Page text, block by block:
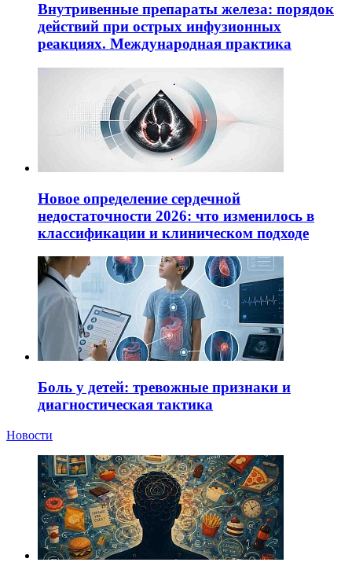
Внутривенные препараты железа: порядок
действий при острых инфузионных
реакциях. Международная практика
Новое определение сердечной
недостаточности 2026: что изменилось в
классификации и клиническом подходе
Боль у детей: тревожные признаки и
диагностическая тактика
Новости